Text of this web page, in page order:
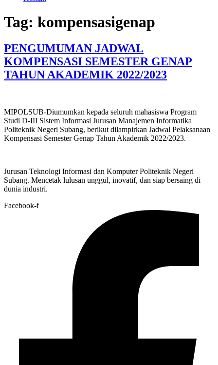
Tag: kompensasigenap
PENGUMUMAN JADWAL
KOMPENSASI SEMESTER GENAP
TAHUN AKADEMIK 2022/2023
MIPOLSUB-Diumumkan kepada seluruh mahasiswa Program
Studi D-III Sistem Informasi Jurusan Manajemen Informatika
Politeknik Negeri Subang, berikut dilampirkan Jadwal Pelaksanaan
Kompensasi Semester Genap Tahun Akademik 2022/2023.
Jurusan Teknologi Informasi dan Komputer Politeknik Negeri
Subang. Mencetak lulusan unggul, inovatif, dan siap bersaing di
dunia industri.
Facebook-f